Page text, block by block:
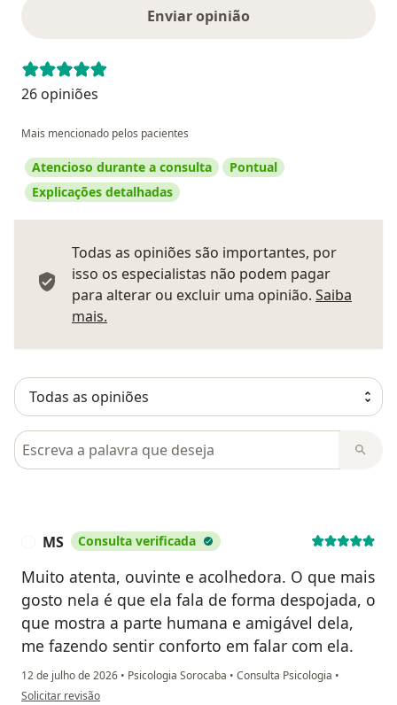
Enviar opinião
26 opiniões
Mais mencionado pelos pacientes
Atencioso durante a consulta
Pontual
Explicações detalhadas
Todas as opiniões são importantes, por
isso os especialistas não podem pagar
para alterar ou excluir uma opinião. Saiba
mais.
Pesquisar em opiniões
MS Consulta verificada
Muito atenta, ouvinte e acolhedora. O que mais
gosto nela é que ela fala de forma despojada, o
que mostra a parte humana e amigável dela,
me fazendo sentir conforto em falar com ela.
12 de julho de 2026 • Psicologia Sorocaba • Consulta Psicologia •
na opinião do utilizador MS
Solicitar revisão